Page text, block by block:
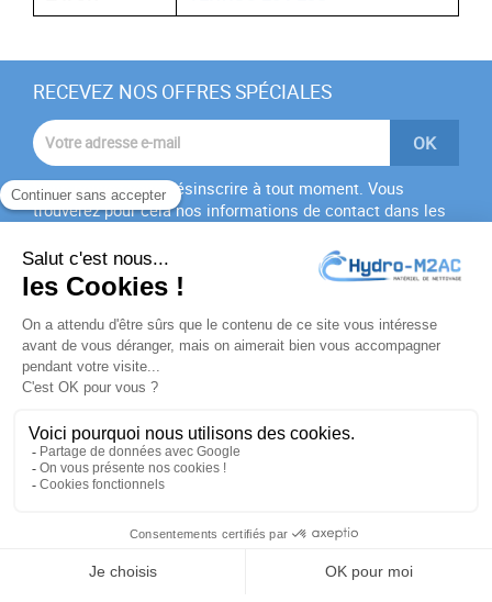
RECEVEZ NOS OFFRES SPÉCIALES
Vous pouvez vous désinscrire à tout moment. Vous
trouverez pour cela nos informations de contact dans les
J'accepte lesconditions générales
politique de
confidentialité
PRODUITS
NOTRE SOCIÉTÉ
VOTRE COMPTE